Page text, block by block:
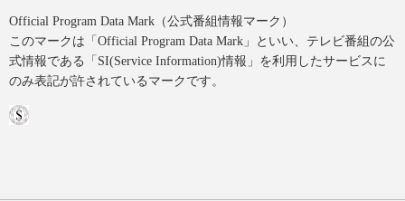
Official Program Data Mark（公式番組情報マーク）
このマークは「Official Program Data Mark」といい、テレビ番組の公
式情報である「SI(Service Information)情報」を利用したサービスに
のみ表記が許されているマークです。